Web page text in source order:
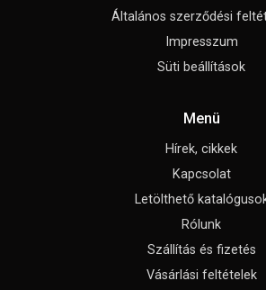
Általános szerződési
Impresszum
Süti beállítások
Menü
Hírek, cikkek
Kapcsolat
Letölthető
Rólunk
Szállítás és fizetés
Vásárlási feltételek